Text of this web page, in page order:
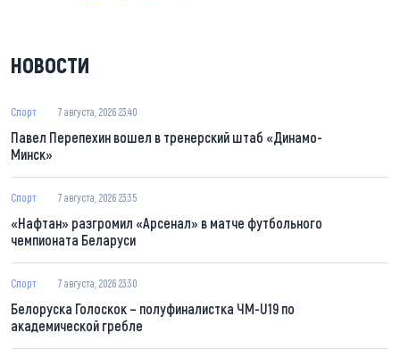
НОВОСТИ
Спорт 7 августа, 2026 23:40
Павел Перепехин вошел в тренерский штаб «Динамо-
Минск»
Спорт 7 августа, 2026 23:35
«Нафтан» разгромил «Арсенал» в матче футбольного
чемпионата Беларуси
Спорт 7 августа, 2026 23:30
Белоруска Голоскок – полуфиналистка ЧМ-U19 по
академической гребле